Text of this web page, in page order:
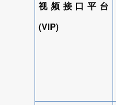
视频接口平台
(VIP)